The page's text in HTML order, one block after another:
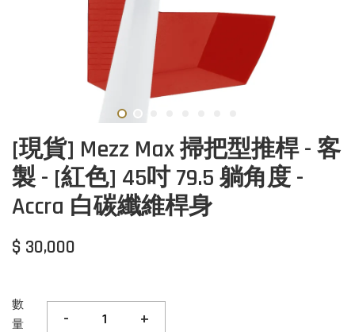
[現貨] Mezz Max 掃把型推桿 - 客
製 - [紅色] 45吋 79.5 躺角度 -
Accra 白碳纖維桿身
$ 30,000
數
量
- +